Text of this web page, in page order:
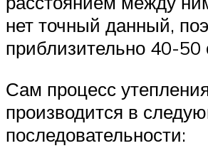
нет точный данный,
приблизительно 40-50
Сам процесс
производится в
последовательности: